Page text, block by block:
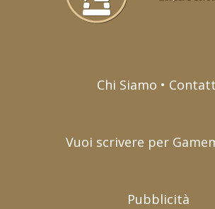
Chi Siamo •
Vuoi scrivere per
Pubblicità